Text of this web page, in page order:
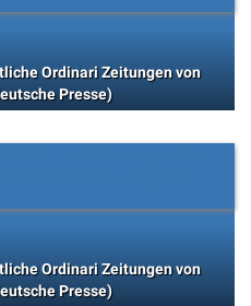
Ordinari Zeitungen von
Presse)
Ordinari Zeitungen von
Presse)